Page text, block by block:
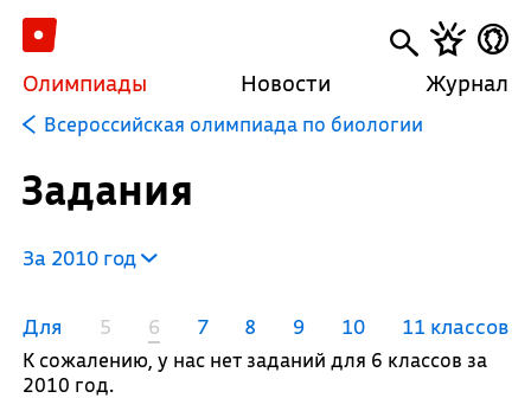
Олимпиады Новости Журнал
Всероссийская олимпиада по биологии
Задания
За 2010 год
Для 5 6 7 8 9 10 11 классов
К сожалению, у нас нет заданий для 6 классов за
2010 год.